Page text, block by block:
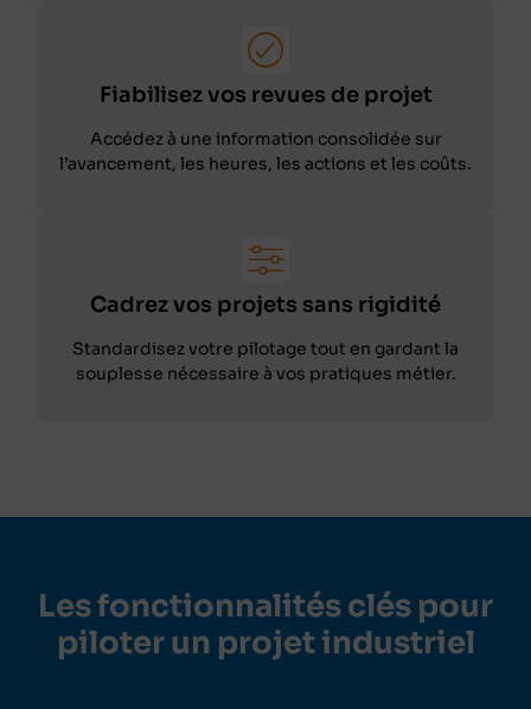
Fiabilisez vos revues de projet
Accédez à une information consolidée sur
l’avancement, les heures, les actions et les coûts.
Cadrez vos projets sans rigidité
Standardisez votre pilotage tout en gardant la
souplesse nécessaire à vos pratiques métier.
Les fonctionnalités clés pour
piloter un projet industriel